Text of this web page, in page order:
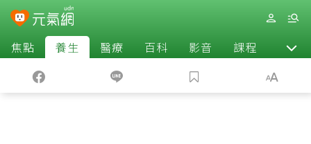
焦點 養生 醫療 百科 影音 課程 退休